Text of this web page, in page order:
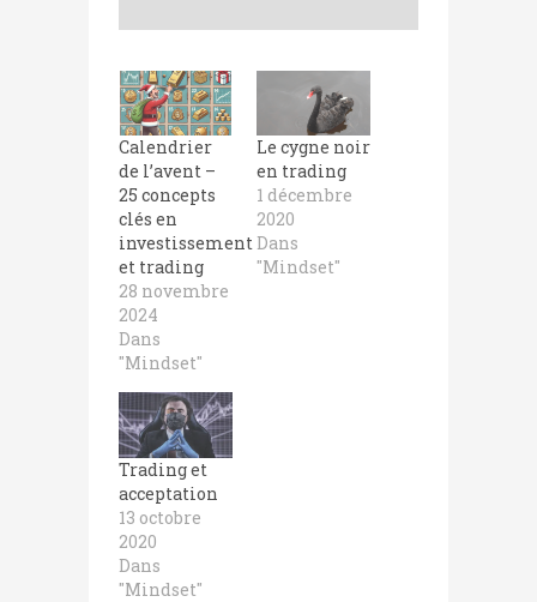
Calendrier
de l’avent –
25 concepts
clés en
investissement
et trading
28 novembre
2024
Dans
"Mindset"
Le cygne noir
en trading
1 décembre
2020
Dans
"Mindset"
Trading et
acceptation
13 octobre
2020
Dans
"Mindset"